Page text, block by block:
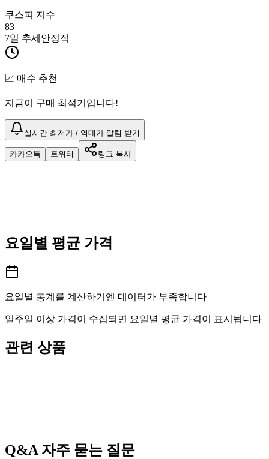
쿠스피 지수
83
7일 추세 안정적
📈 매수 추천
지금이 구매 최적기입니다!
실시간 최저가 / 역대가 알림 받기
카카오톡 트위터 링크 복사
요일별 평균 가격
요일별 통계를 계산하기엔 데이터가 부족합니다
일주일 이상 가격이 수집되면 요일별 평균 가격이 표시됩니다
관련 상품
Q&A자주 묻는 질문